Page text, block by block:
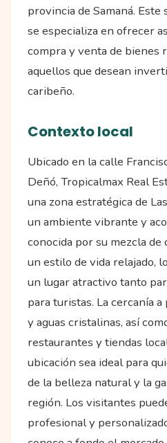
provincia de Samaná.
se especializa en ofrecer
compra y venta de bienes
aquellos que desean
caribeño.
Contexto local
Ubicado en la calle
Deñó, Tropicalmax Real
una zona estratégica de
un ambiente vibrante y
conocida por su mezcla
un estilo de vida relajado,
un lugar atractivo tanto
para turistas. La cercanía
y aguas cristalinas, así
restaurantes y tiendas
ubicación sea ideal para
de la belleza natural y la
región. Los visitantes
profesional y